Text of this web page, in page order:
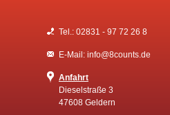
Tel.: 02831 - 97 72 26 8
E-Mail: info@8counts.de
Anfahrt
Dieselstraße 3
47608 Geldern